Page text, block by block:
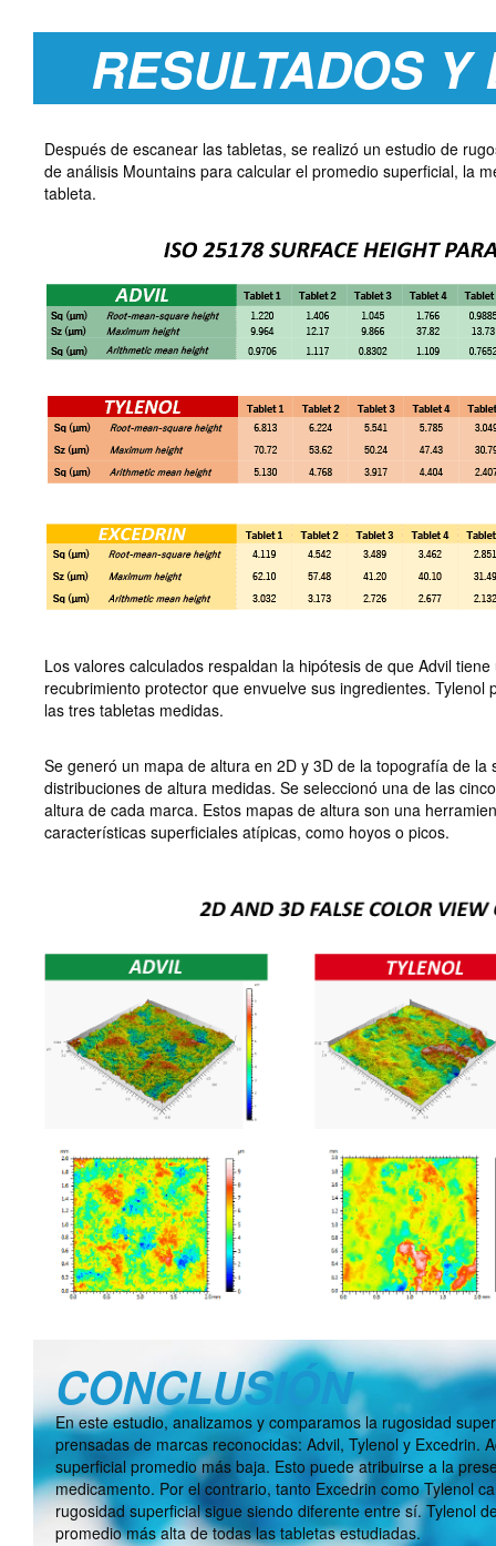
RESULTADOS Y
Después de escanear las tabletas, se realizó un estudio de
de análisis Mountains para calcular el promedio superficial, la
tableta.
Los valores calculados respaldan la hipótesis de que Advil
recubrimiento protector que envuelve sus ingredientes.
las tres tabletas medidas.
Se generó un mapa de altura en 2D y 3D de la topografía de
distribuciones de altura medidas. Se seleccionó una de las
altura de cada marca. Estos mapas de altura son una
características superficiales atípicas, como hoyos o picos.
CONCLUSIÓN
En este estudio, analizamos y comparamos la rugosidad
prensadas de marcas reconocidas: Advil, Tylenol y Excedrin.
superficial promedio más baja. Esto puede atribuirse a la
medicamento. Por el contrario, tanto Excedrin como Tylenol
rugosidad superficial sigue siendo diferente entre sí. Tylenol
promedio más alta de todas las tabletas estudiadas.